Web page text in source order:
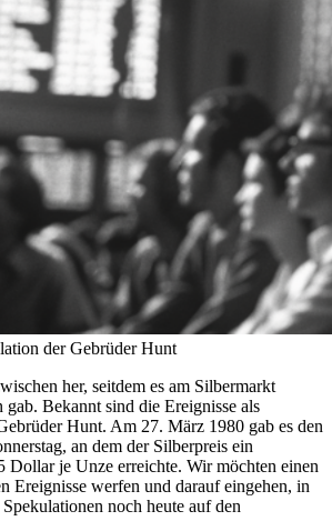
der Gebrüder Hunt
her, seitdem es am Silbermarkt
gab. Bekannt sind die Ereignisse als
Hunt. Am 27. März 1980 gab es den
an dem der Silberpreis ein
Dollar je Unze erreichte. Wir möchten einen
Ereignisse werfen und darauf eingehen, in
noch heute auf den